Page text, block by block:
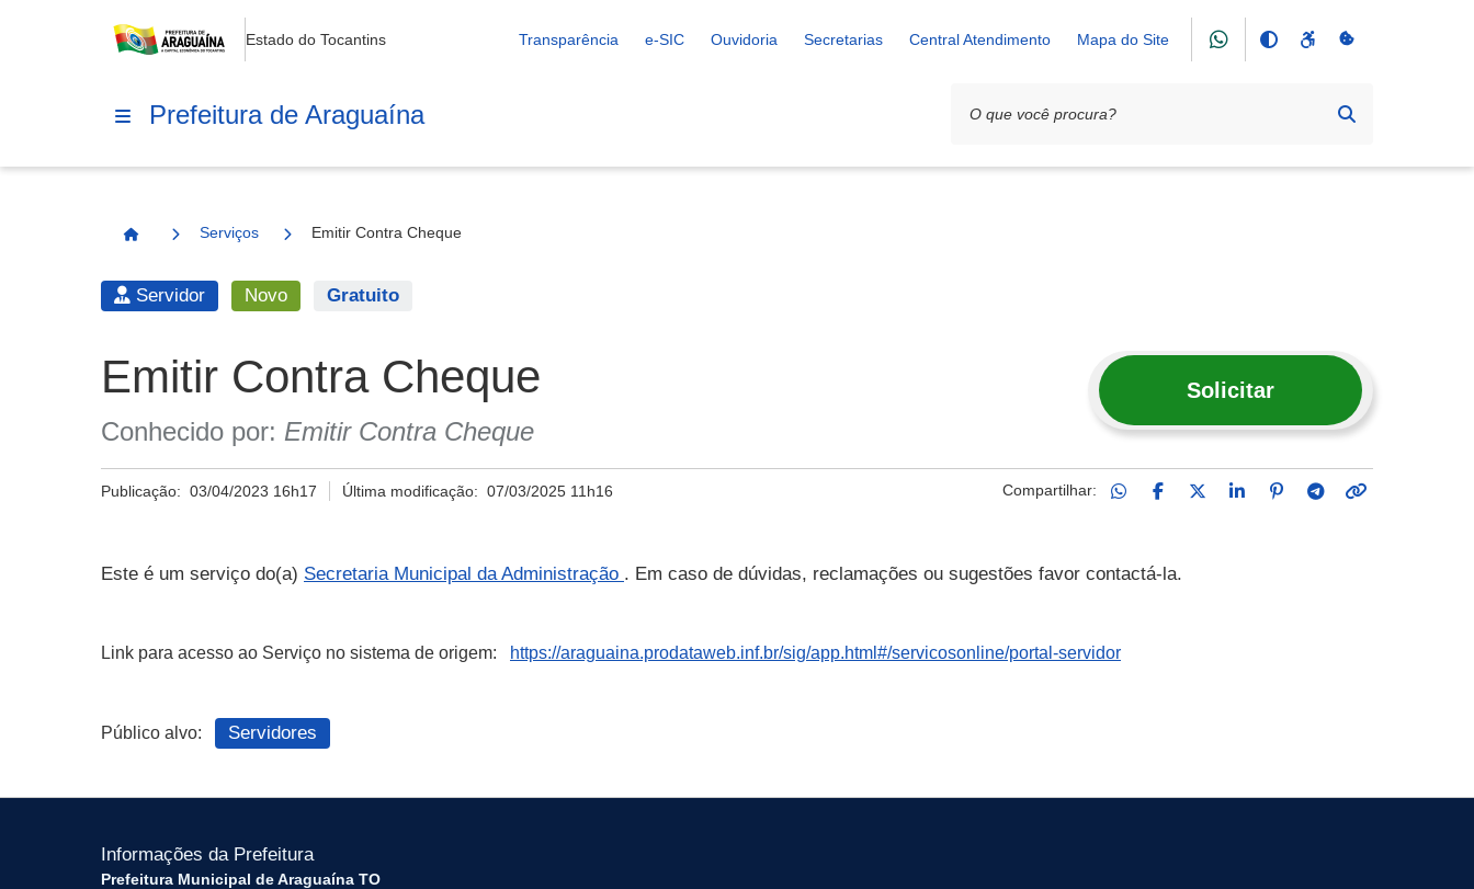
Estado do Tocantins Transparência e-SIC Ouvidoria Secretarias Central Atendimento Mapa do Site
Prefeitura de Araguaína
Página Inicial
Serviços Emitir Contra Cheque
Servidor Novo Gratuito
Emitir Contra Cheque
Conhecido por: Emitir Contra Cheque
Solicitar
Publicação: 03/04/2023 16h17 Última modificação:07/03/2025 11h16 Compartilhar:
Este é um serviço do(a) Secretaria Municipal da Administração . Em caso de dúvidas, reclamações ou sugestões favor contactá-la.
Link para acesso ao Serviço no sistema de origem: https://araguaina.prodataweb.inf.br/sig/app.html#/servicosonline/portal-servidor
Público alvo: Servidores
Informações da Prefeitura
Prefeitura Municipal de Araguaína TO